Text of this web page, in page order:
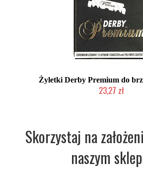
Żyletki Derby Premium do
23,27 zł
Skorzystaj na
naszym